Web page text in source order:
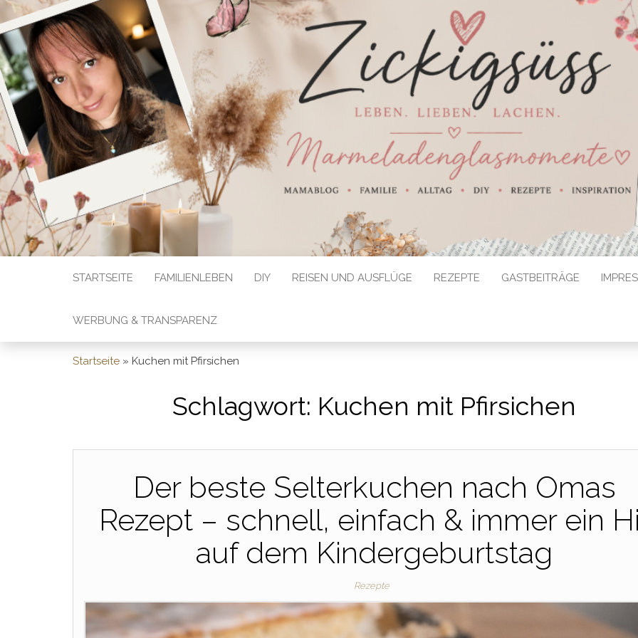
STARTSEITE FAMILIENLEBEN DIY REISEN UND AUSFLÜGE REZEPTE GASTBEITRÄGE
WERBUNG & TRANSPARENZ
Startseite » Kuchen mit Pfirsichen
Schlagwort: Kuchen mit Pfirsichen
Der beste Selterkuchen nach Omas
Rezept – schnell, einfach & immer ein
auf dem Kindergeburtstag
Rezepte